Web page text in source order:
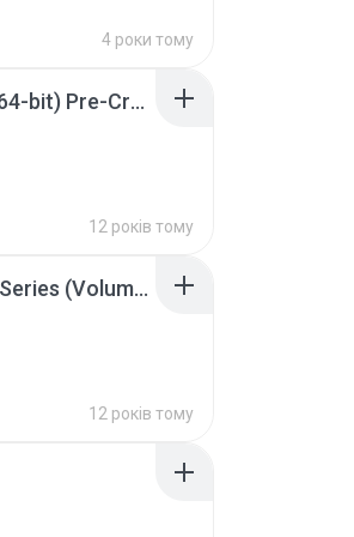
4 роки тому
Sony Vegas Pro 12.0.770 (64-bit) Pre-Cracked.zip
12 років тому
Junior Miss Pageant 1999 Series (Volume I Part I NC 6).7z
12 років тому